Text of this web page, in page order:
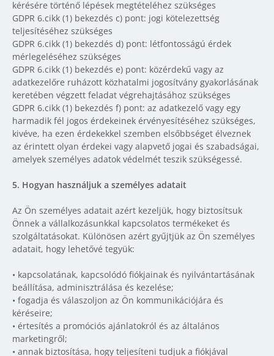
kérésére történő lépések megtételéhez szükséges
GDPR 6.cikk (1) bekezdés c) pont: jogi kötelezettség
teljesítéséhez szükséges
GDPR 6.cikk (1) bekezdés d) pont: létfontosságú érdek
mérlegeléséhez szükséges
GDPR 6.cikk (1) bekezdés e) pont: közérdekű vagy az
adatkezelőre ruházott közhatalmi jogosítvány gyakorlásának
keretében végzett feladat végrehajtásához szükséges
GDPR 6.cikk (1) bekezdés f) pont: az adatkezelő vagy egy
harmadik fél jogos érdekeinek érvényesítéséhez szükséges,
kivéve, ha ezen érdekekkel szemben elsőbbséget élveznek
az érintett olyan érdekei vagy alapvető jogai és szabadságai,
amelyek személyes adatok védelmét teszik szükségessé.
5. Hogyan használjuk a személyes adatait
Az Ön személyes adatait azért kezeljük, hogy biztosítsuk
Önnek a vállalkozásunkkal kapcsolatos termékeket és
szolgáltatásokat. Különösen azért gyűjtjük az Ön személyes
adatait, hogy lehetővé tegyük:
• kapcsolatának, kapcsolódó fiókjainak és nyilvántartásának
beállítása, adminisztrálása és kezelése;
• fogadja és válaszoljon az Ön kommunikációjára és
kéréseire;
• értesítés a promóciós ajánlatokról és az általános
marketingről;
• annak biztosítása, hogy teljesíteni tudjuk a fiókjával